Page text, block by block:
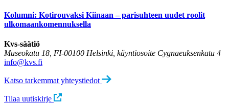
Kolumni: Kotirouvaksi Kiinaan – parisuhteen uudet roolit
ulkomaankomennuksella
Kvs-säätiö
Museokatu 18, FI-00100 Helsinki, käyntiosoite Cygnaeuksenkatu 4
info@kvs.fi
Katso tarkemmat yhteystiedot
Tilaa uutiskirje